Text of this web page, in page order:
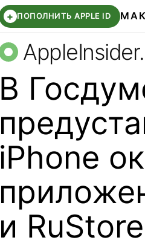
+ ПОПОЛНИТЬ APPLE ID
В
iPhone
и RuStore